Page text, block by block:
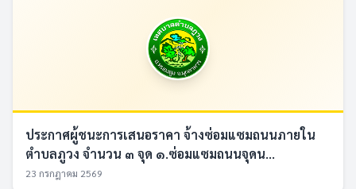
ประกาศผู้ชนะการเสนอราคา จ้างซ่อมแซมถนนภายใน
ตำบลภูวง จำนวน ๓ จุด ๑.ซ่อมแซมถนนจุดน...
23 กรกฎาคม 2569